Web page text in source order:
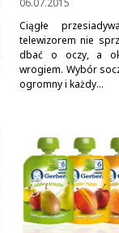
06.07.2015
Ciągłe
telewizorem nie
dbać o oczy, a
wrogiem. Wybór
ogromny i każdy...